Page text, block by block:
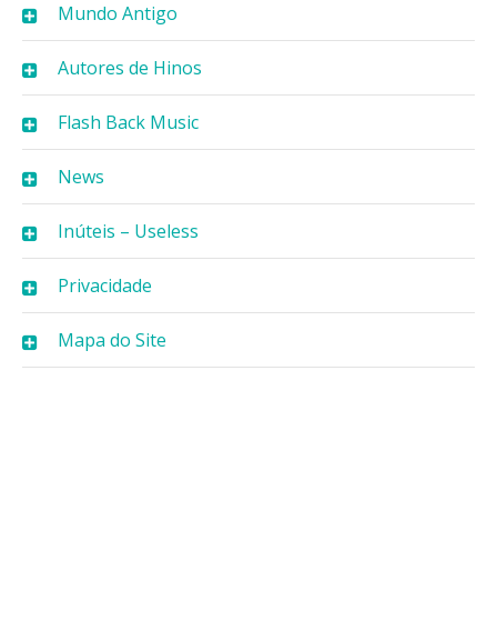
Mundo Antigo
Autores de Hinos
Flash Back Music
News
Inúteis – Useless
Privacidade
Mapa do Site